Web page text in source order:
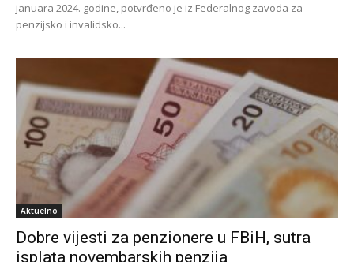
januara 2024. godine, potvrđeno je iz Federalnog zavoda za
penzijsko i invalidsko...
Aktuelno
Dobre vijesti za penzionere u FBiH, sutra
isplata novembarskih penzija